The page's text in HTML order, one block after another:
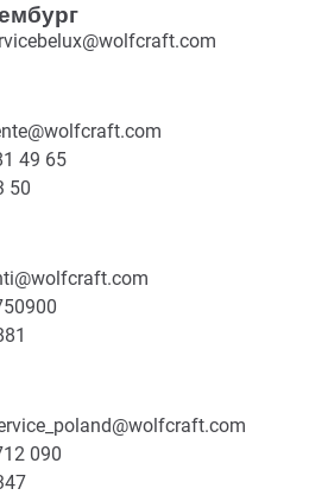
49 65
50
090